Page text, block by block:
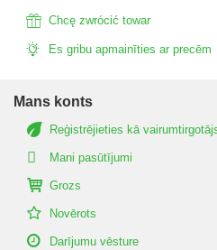
Chcę zwrócić towar
Es gribu apmainīties ar precēm
Mans konts
Reģistrējieties kā
Mani pasūtījumi
Grozs
Novērots
Darījumu vēsture